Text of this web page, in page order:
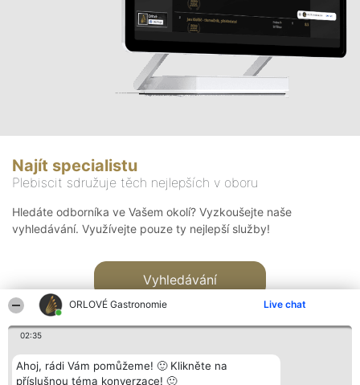
ORLOVÉ Gastronomie Live chat
02:35
Ahoj, rádi Vám pomůžeme! 🙂 Klikněte na
příslušnou téma konverzace! 🙂
Najít specialistu
Plebiscit sdružuje těch nejlepších v oboru
Hledáte odborníka ve Vašem okolí? Vyzkoušejte naše
vyhledávání. Využívejte pouze ty nejlepší služby!
Vyhledávání